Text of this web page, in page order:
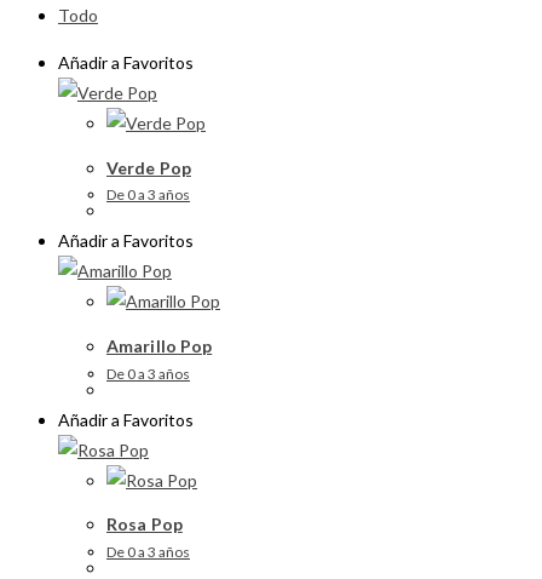
Todo
Añadir a Favoritos
Verde Pop
De 0 a 3 años
Añadir a Favoritos
Amarillo Pop
De 0 a 3 años
Añadir a Favoritos
Rosa Pop
De 0 a 3 años